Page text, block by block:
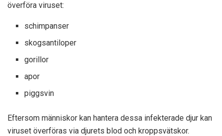
överföra viruset:
schimpanser
skogsantiloper
gorillor
apor
piggsvin
Eftersom människor kan hantera dessa infekterade djur kan
viruset överföras via djurets blod och kroppsvätskor.